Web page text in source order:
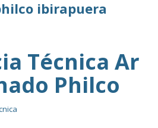
ibirapuera
Técnica Ar
Philco